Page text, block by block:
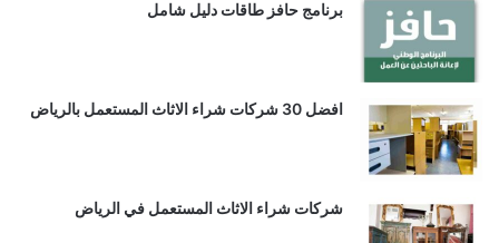
برنامج حافز طاقات دليل شامل
افضل 30 شركات شراء الاثاث المستعمل بالرياض
شركات شراء الاثاث المستعمل في الرياض